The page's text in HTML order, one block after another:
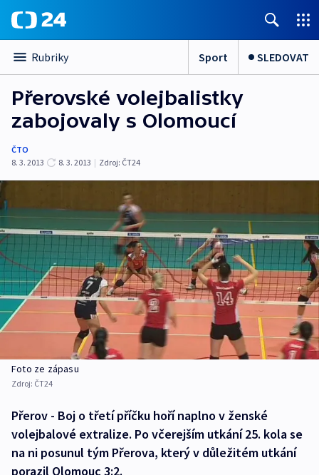
Rubriky Sport SLEDOVAT
Přerovské volejbalistky
zabojovaly s Olomoucí
ČTO
8. 3. 2013
8. 3. 2013 | Zdroj: ČT24
Foto ze zápasu
Zdroj: ČT24
Přerov - Boj o třetí příčku hoří naplno v ženské
volejbalové extralize. Po včerejším utkání 25. kola se
na ni posunul tým Přerova, který v důležitém utkání
porazil Olomouc 3:2.